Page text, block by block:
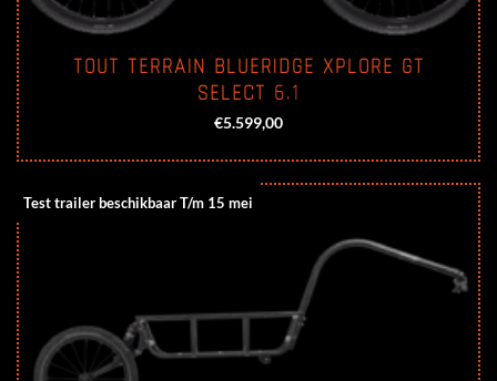
TOUT TERRAIN BLUERIDGE XPLORE GT
SELECT 6.1
€5.599,00
Test trailer beschikbaar T/m 15 mei